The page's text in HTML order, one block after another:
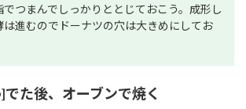
つまんでしっかりととじておこう。成形し
は進むのでドーナツの穴は大きめにしてお
でた後、オーブンで焼く